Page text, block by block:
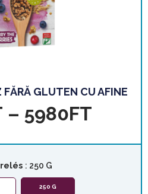
GLUTEN CU AFINE
– 5980FT
: 250 G
250 G